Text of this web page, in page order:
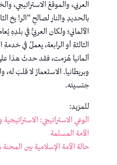
العربي، والموقعُ الاستراتيجي،
بالحديدِ والنار لصالحِ “الر! يخ
الألماني؛ ولكان العربيُّ في
الثالثةِ أو الرابعة، يعملُ في
ألمانيا هُزمت، فقد حدثَ هذا
وبريطانيا. الاستعمارُ لا قلبَ له،
جنسيتَه.
للمزيد:
الوعي الاستراتيجي:
الأمة المسلمة
حالة الأمة الإسلامية بين